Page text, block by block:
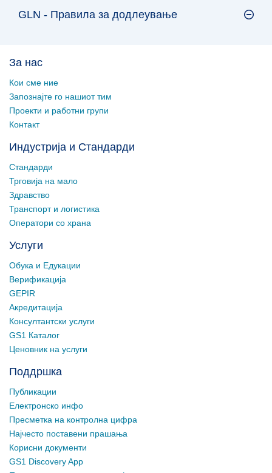
GLN - Правила за додлеување
За нас
Кои сме ние
Запознајте го нашиот тим
Проекти и работни групи
Контакт
Индустрија и Стандарди
Стандарди
Трговија на мало
Здравство
Транспорт и логистика
Оператори со храна
Услуги
Обука и Едукации
Верификација
GEPIR
Акредитација
Консултантски услуги
GS1 Каталог
Ценовник на услуги
Поддршка
Публикации
Електронско инфо
Пресметка на контролна цифра
Најчесто поставени прашања
Корисни документи
GS1 Discovery App